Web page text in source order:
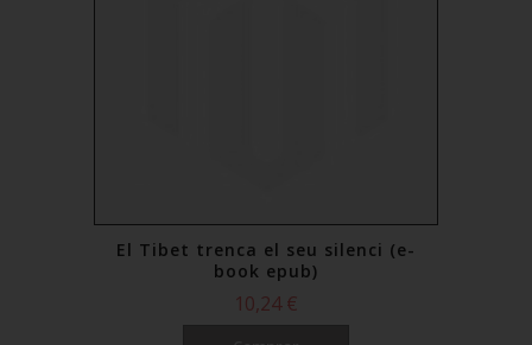
El Tibet trenca el seu silenci (e-
book epub)
10,24 €